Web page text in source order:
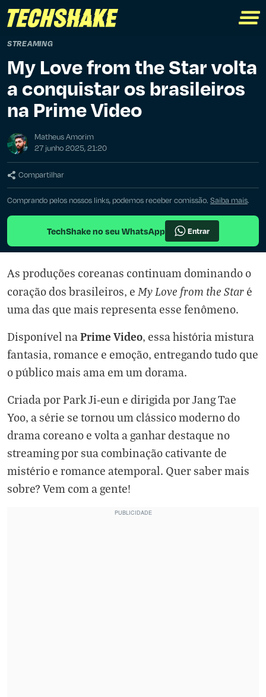
STREAMING
My Love from the Star volta
a conquistar os brasileiros
na Prime Video
Matheus Amorim
27 junho 2025, 21:20
Compartilhar
Comprando pelos nossos links, podemos receber comissão. Saiba mais.
TechShake no seu WhatsApp Entrar
As produções coreanas continuam dominando o
coração dos brasileiros, e My Love from the Star é
uma das que mais representa esse fenômeno.
Disponível na Prime Video, essa história mistura
fantasia, romance e emoção, entregando tudo que
o público mais ama em um dorama.
Criada por Park Ji-eun e dirigida por Jang Tae
Yoo, a série se tornou um clássico moderno do
drama coreano e volta a ganhar destaque no
streaming por sua combinação cativante de
mistério e romance atemporal. Quer saber mais
sobre? Vem com a gente!